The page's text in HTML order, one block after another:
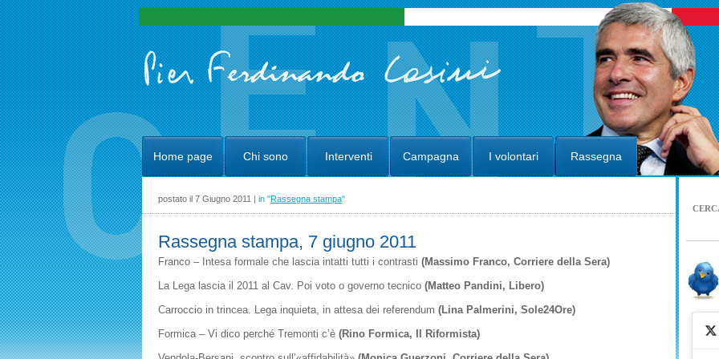
Home page Chi sono Interventi Campagna I volontari Rassegna
postato il 7 Giugno 2011 | in "Rassegna stampa"
Rassegna stampa, 7 giugno 2011
Franco – Intesa formale che lascia intatti tutti i contrasti (Massimo Franco, Corriere della Sera)
La Lega lascia il 2011 al Cav. Poi voto o governo tecnico (Matteo Pandini, Libero)
Carroccio in trincea. Lega inquieta, in attesa dei referendum (Lina Palmerini, Sole24Ore)
Formica – Vi dico perché Tremonti c’è (Rino Formica, Il Riformista)